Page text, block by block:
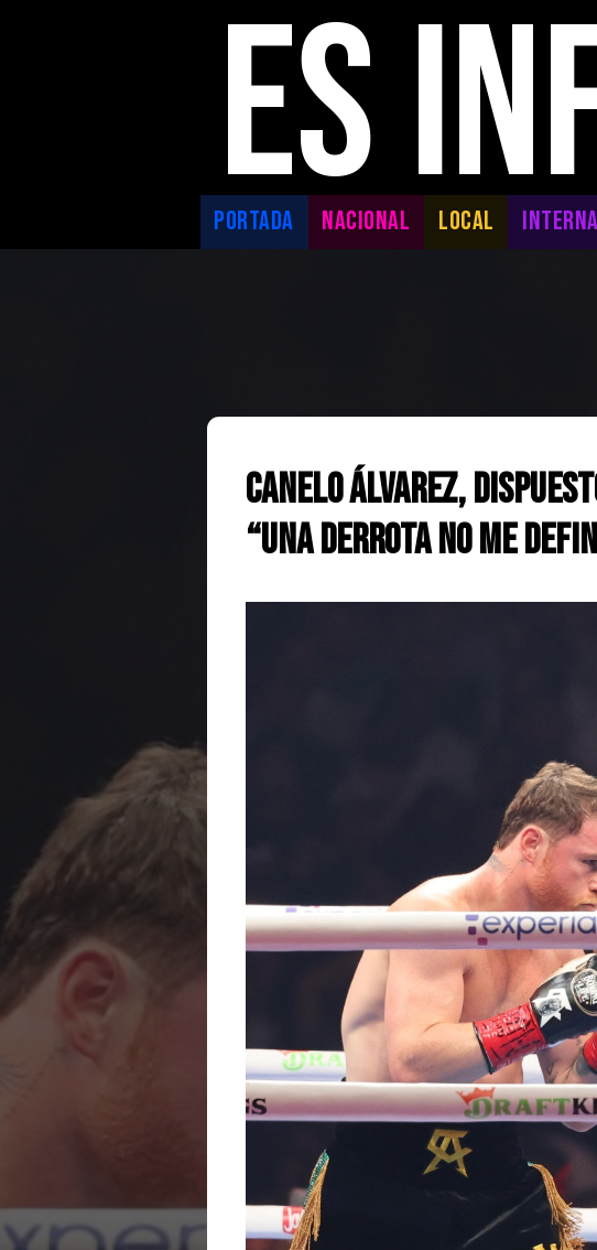
ES
PORTADA NACIONAL LOCAL
Canelo Álvarez,
“Una derrota no me